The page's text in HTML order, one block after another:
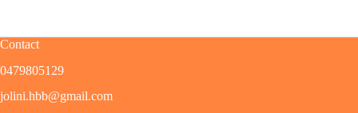
Contact
0479805129
jolini.hbb@gmail.com